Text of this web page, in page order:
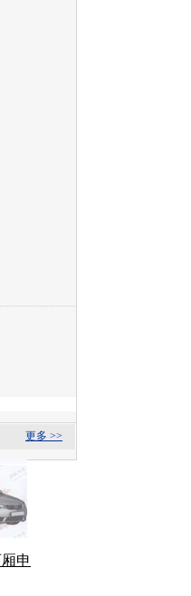
更多 >>
申